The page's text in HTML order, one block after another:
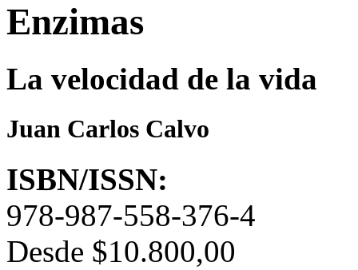
Enzimas
La velocidad de la vida
Juan Carlos Calvo
ISBN/ISSN:
978-987-558-376-4
Desde $10.800,00